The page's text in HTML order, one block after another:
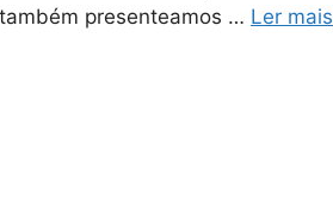
presenteamos … Ler mais